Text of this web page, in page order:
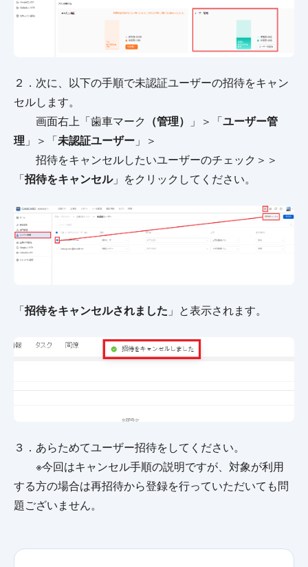
２．次に、以下の手順で未認証ユーザーの招待をキャン
セルします。
画面右上「歯車マーク
（管理） 」＞「 ユーザー管
理 」＞「 未認証ユーザー 」＞
招待をキャンセルしたいユーザーのチェック＞＞
「 招待をキャンセル」をクリックしてください。
「 招待をキャンセルされました 」と表示されます。
３．あらためてユーザー招待をしてください。
※今回はキャンセル手順の説明ですが、対象が利用
する方の場合は再招待から登録を行っていただいても問
題ございません。